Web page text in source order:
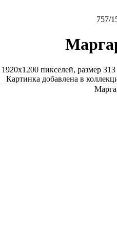
757/
1920x1200пикселей, размер
Картинка добавлена в